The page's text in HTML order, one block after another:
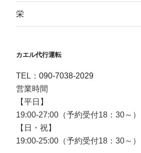
栄
カエル代行運転
TEL： 090-7038-2029
営業時間
【平日】
19:00-27:00（予約受付18：30～）
【日・祝】
19:00-25:00（予約受付18：30～）